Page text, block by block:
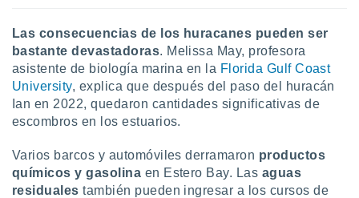
e
mediante
Las consecuencias de los huracanes pueden ser
bastante devastadoras. Melissa May, profesora
asistente de biología marina en la Florida Gulf Coast
University, explica que después del paso del huracán
Ian en 2022, quedaron cantidades significativas de
escombros en los estuarios.
Varios barcos y automóviles derramaron productos
químicos y gasolina en Estero Bay. Las aguas
residuales también pueden ingresar a los cursos de